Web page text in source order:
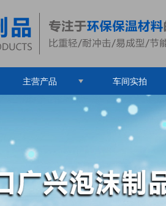
主营产品 车间实拍